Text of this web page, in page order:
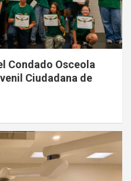
Condado Osceola
Ciudadana de